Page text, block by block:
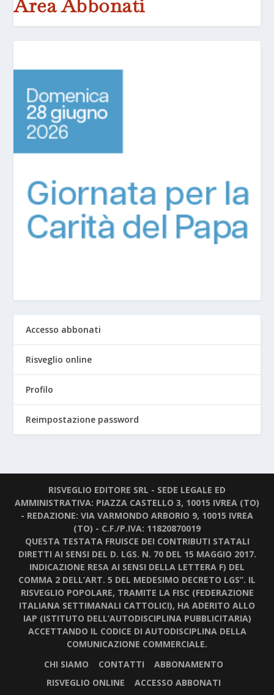
Area Abbonati
Accesso abbonati
Risveglio online
Profilo
Reimpostazione password
RISVEGLIO EDITORE SRL - SEDE LEGALE ED
AMMINISTRATIVA: PIAZZA CASTELLO 3, 10015 IVREA (TO)
- REDAZIONE: VIA VARMONDO ARBORIO 9, 10015 IVREA
(TO) - C.F./P.IVA: 11820870019
QUESTA TESTATA FRUISCE DEI CONTRIBUTI STATALI
DIRETTI AI SENSI DEL D. LGS. N. 70 DEL 15 MAGGIO 2017.
INDICAZIONE RESA AI SENSI DELLA LETTERA F) DEL
COMMA 2 DELL’ART. 5 DEL MEDESIMO DECRETO LGS”. IL
RISVEGLIO POPOLARE, TRAMITE LA FISC (FEDERAZIONE
ITALIANA SETTIMANALI CATTOLICI), HA ADERITO ALLO
IAP (ISTITUTO DELL’AUTODISCIPLINA PUBBLICITARIA)
ACCETTANDO IL CODICE DI AUTODISCIPLINA DELLA
COMUNICAZIONE COMMERCIALE.
CHI SIAMO
CONTATTI
ABBONAMENTO
RISVEGLIO ONLINE
ACCESSO ABBONATI